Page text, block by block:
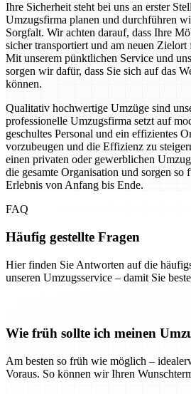
Ihre Sicherheit steht bei uns an erster
Umzugsfirma planen und durchführen
Sorgfalt. Wir achten darauf, dass Ihre
sicher transportiert und am neuen Zielort
Mit unserem pünktlichen Service und
sorgen wir dafür, dass Sie sich auf das
können.
Qualitativ hochwertige Umzüge sind
professionelle Umzugsfirma setzt auf
geschultes Personal und ein effizientes
vorzubeugen und die Effizienz zu
einen privaten oder gewerblichen
die gesamte Organisation und sorgen so
Erlebnis von Anfang bis Ende.
FAQ
Häufig gestellte Fragen
Hier finden Sie Antworten auf die
unseren Umzugsservice – damit Sie
Wie früh sollte ich meinen
Am besten so früh wie möglich –
Voraus. So können wir Ihren